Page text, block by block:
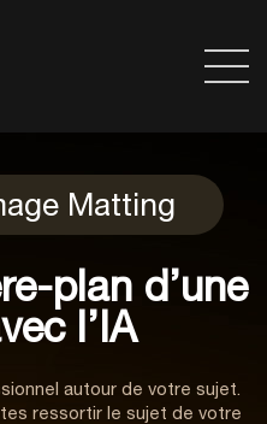
Matting
plan d’une
l’IA
autour de votre sujet.
ressortir le sujet de votre